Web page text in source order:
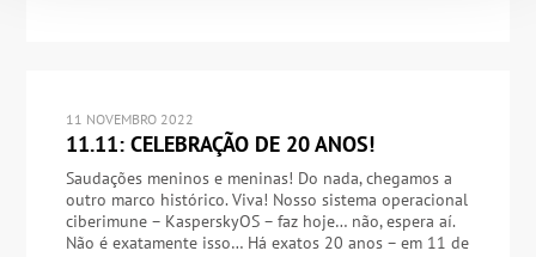
11 NOVEMBRO 2022
11.11: CELEBRAÇÃO DE 20 ANOS!
Saudações meninos e meninas! Do nada, chegamos a
outro marco histórico. Viva! Nosso sistema operacional
ciberimune – KasperskyOS – faz hoje… não, espera aí.
Não é exatamente isso… Há exatos 20 anos – em 11 de